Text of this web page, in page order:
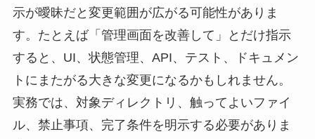
示が曖昧だと変更範囲が広がる可能性がありま
す。たとえば「管理画面を改善して」とだけ指示
すると、UI、状態管理、API、テスト、ドキュメン
トにまたがる大きな変更になるかもしれません。
実務では、対象ディレクトリ、触ってよいファイ
ル、禁止事項、完了条件を明示する必要がありま